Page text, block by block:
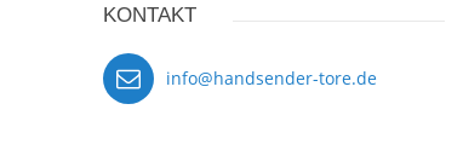
KONTAKT
info@handsender-tore.de